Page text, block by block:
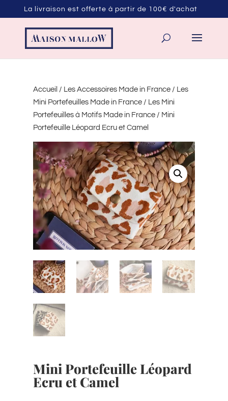
La livraison est offerte à partir de 100€ d'achat
Accueil / Les Accessoires Made in France/ Les
Mini Portefeuilles Made in France/ Les Mini
Portefeuilles à Motifs Made in France/ Mini
Portefeuille Léopard Ecru et Camel
Mini Portefeuille Léopard
Ecru et Camel